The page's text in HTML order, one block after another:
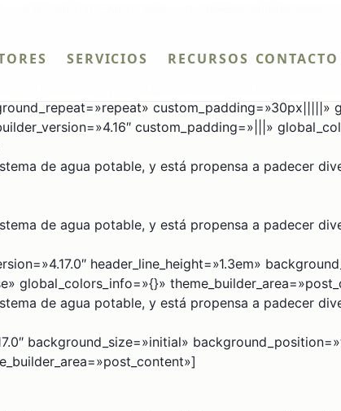
SERVICIOS RECURSOS CONTACTO
author=»off» categories=»off»
custom_css_post_meta=»padding-bottom:
et_pb_row][et_pb_row
custom_padding=»30px|||||»
custom_padding=»|||»
de agua potable, y está propensa a padecer
de agua potable, y está propensa a padecer
header_line_height=»1.3em»
global_colors_info=»{}»
de agua potable, y está propensa a padecer
background_size=»initial»